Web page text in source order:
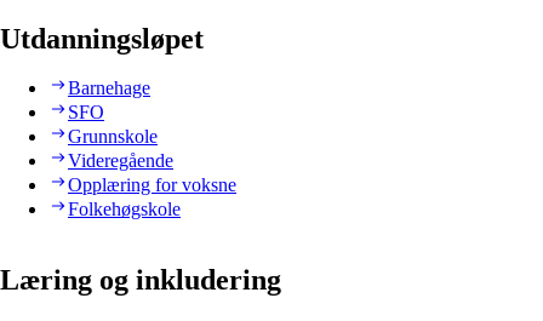
Utdanningsløpet
Barnehage
SFO
Grunnskole
Videregående
Opplæring for voksne
Folkehøgskole
Læring og inkludering